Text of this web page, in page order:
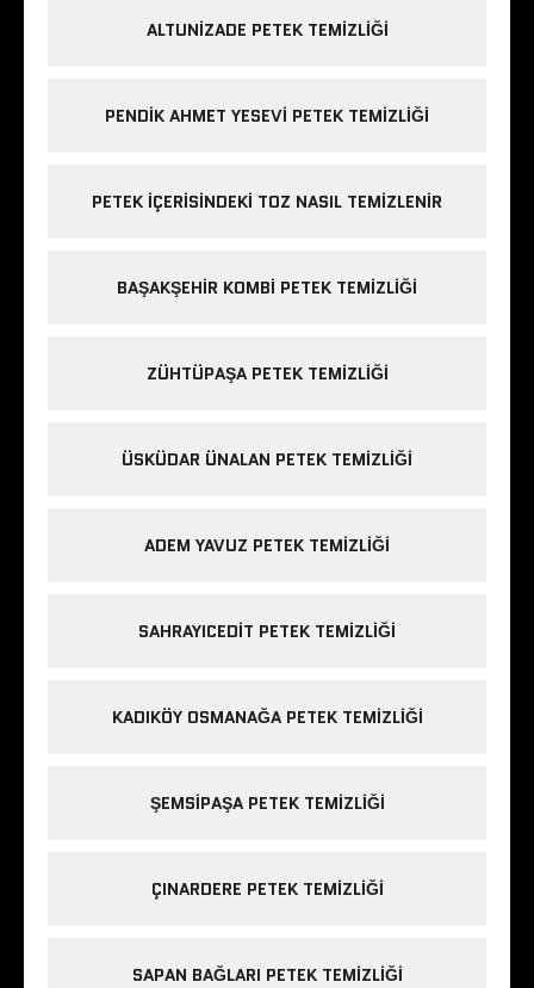
ALTUNIZADE PETEK TEMIZLIĞI
PENDIK AHMET YESEVI PETEK TEMIZLIĞI
PETEK IÇERISINDEKI TOZ NASIL TEMIZLENIR
BAŞAKŞEHIR KOMBI PETEK TEMIZLIĞI
ZÜHTÜPAŞA PETEK TEMIZLIĞI
ÜSKÜDAR ÜNALAN PETEK TEMIZLIĞI
ADEM YAVUZ PETEK TEMIZLIĞI
SAHRAYICEDIT PETEK TEMIZLIĞI
KADIKÖY OSMANAĞA PETEK TEMIZLIĞI
ŞEMSIPAŞA PETEK TEMIZLIĞI
ÇINARDERE PETEK TEMIZLIĞI
SAPAN BAĞLARI PETEK TEMIZLIĞI